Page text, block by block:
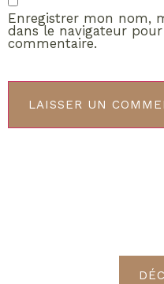
Enregistrer mon nom,
dans le navigateur
commentaire.